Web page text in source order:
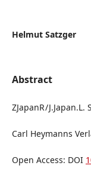
Helmut Satzger
Abstract
ZJapanR /
Carl Heymanns
Open Access: DOI